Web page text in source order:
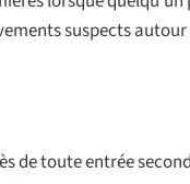
suspects
de toute entrée